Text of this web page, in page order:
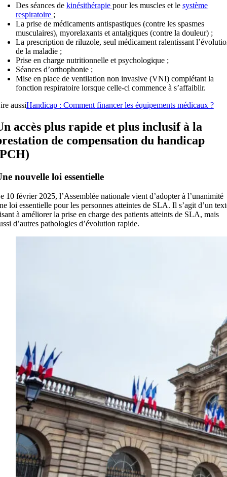
Des séances de kinésithérapie pour les muscles et le système
respiratoire ;
La prise de médicaments antispastiques (contre les spasmes
musculaires), myorelaxants et antalgiques (contre la douleur) ;
La prescription de riluzole, seul médicament ralentissant
de la maladie ;
Prise en charge nutritionnelle et psychologique ;
Séances d’orthophonie ;
Mise en place de ventilation non invasive (VNI) complétant la
fonction respiratoire lorsque celle-ci commence à s’affaiblir.
aussiHandicap : Comment financer les équipements médicaux ?
accès plus rapide et plus inclusif à la
de compensation du handicap
nouvelle loi essentielle
10 février 2025, l’Assemblée nationale vient d’adopter à l’unanimité
loi essentielle pour les personnes atteintes de SLA. Il s’agit d’un
à améliorer la prise en charge des patients atteints de SLA, mais
d’autres pathologies d’évolution rapide.